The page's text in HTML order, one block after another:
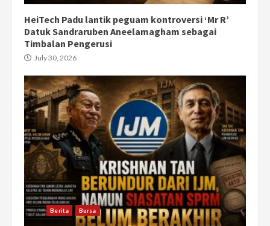
HeiTech Padu lantik peguam kontroversi ‘Mr R’
Datuk Sandraruben Aneelamagham sebagai
Timbalan Pengerusi
July 30, 2026
Berita Bursa